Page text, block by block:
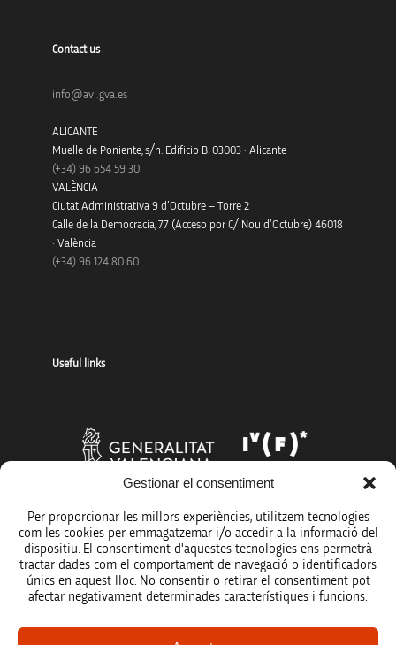
Gestionar el consentiment
Per proporcionar les millors experiències, utilitzem tecnologies
com les cookies per emmagatzemar i/o accedir a la informació del
dispositiu. El consentiment d'aquestes tecnologies ens permetrà
tractar dades com el comportament de navegació o identificadors
únics en aquest lloc. No consentir o retirar el consentiment pot
afectar negativament determinades característiques i funcions.
Contact us
info@avi.gva.es
ALICANTE
Muelle de Poniente, s/n. Edificio B. 03003 · Alicante
(+34) 96 654 59 30
VALÈNCIA
Ciutat Administrativa 9 d’Octubre – Torre 2
Calle de la Democracia, 77 (Acceso por C/ Nou d’Octubre) 46018
· València
(+34) 96 124 80 60
Useful links
Legal notice